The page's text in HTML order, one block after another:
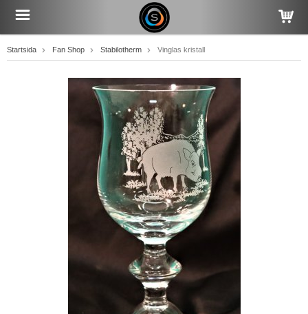
Startsida Fan Shop Stabilotherm Vinglas kristall